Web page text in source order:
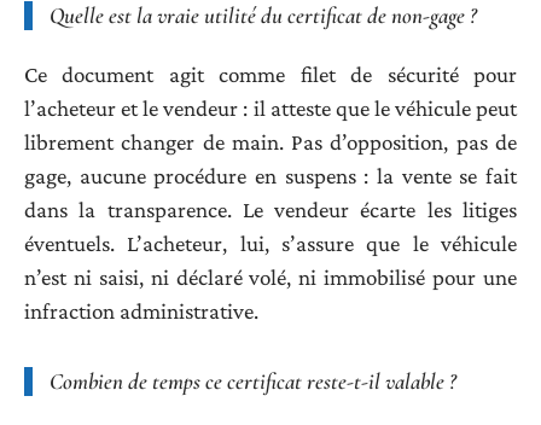
Quelle est la vraie utilité ducertificat de non-gage ?
Ce document agit comme filet de sécurité pour
l’acheteur et le vendeur : il atteste que le véhicule peut
librement changer de main. Pas d’opposition, pas de
gage, aucune procédure en suspens : la vente se fait
dans la transparence. Le vendeur écarte les litiges
éventuels. L’acheteur, lui, s’assure que le véhicule
n’est ni saisi, ni déclaré volé, ni immobilisé pour une
infraction administrative.
Combien de temps ce certificat reste-t-il valable ?